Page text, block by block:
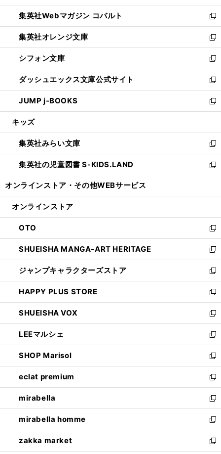
開
く
ウ
で
開
く
ン
ド
ウ
で
開
く
ウ
ィ
ン
ド
ウ
で
開
く
集英社Webマガジン コバルト
新
し
い
ウ
ィ
ン
ド
ウ
で
開
集英社オレンジ文庫
新
し
い
ウ
ィ
ン
ド
ウ
開
く
シフォン文庫
新
し
い
ウ
ィ
ン
ウ
で
開
く
ダッシュエックス文庫公式サイト
新
し
い
ウ
ン
ド
ウ
で
JUMP j-BOOKS
新
し
ウ
ィ
ン
ド
開
キッズ
集英社みらい文庫
新
し
い
ン
ウ
で
開
く
集英社の児童図書 S-KIDS.LAND
新
ウ
ン
ド
ウ
で
開
く
オンラインストア・ その他WEBサービス
オンラインストア
OTO
新
し
い
ウ
ィ
ン
ド
ウ
で
開
く
SHUEISHA MANGA-ART HERITAGE
新
し
い
ウ
ィ
ン
ド
ウ
で
開
く
ジャンプキャラクターズストア
新
し
い
ウ
ィ
ン
ド
ウ
で
開
く
HAPPY PLUS STORE
新
し
い
ウ
ィ
ン
ド
ウ
で
開
く
SHUEISHA VOX
新
し
い
ウ
ィ
ン
ド
ウ
で
開
く
LEEマルシェ
新
し
い
ウ
ィ
ン
ド
ウ
で
開
く
SHOP Marisol
新
し
い
ウ
ィ
ン
ド
ウ
で
開
eclat premium
新
し
い
ウ
ィ
ン
ド
ウ
mirabella
新
し
い
ウ
ィ
ン
mirabella homme
新
し
い
zakka market
新